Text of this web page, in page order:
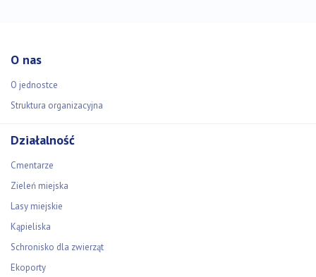
O nas
O jednostce
Struktura organizacyjna
Działalność
Cmentarze
Zieleń miejska
Lasy miejskie
Kąpieliska
Schronisko dla zwierząt
Ekoporty